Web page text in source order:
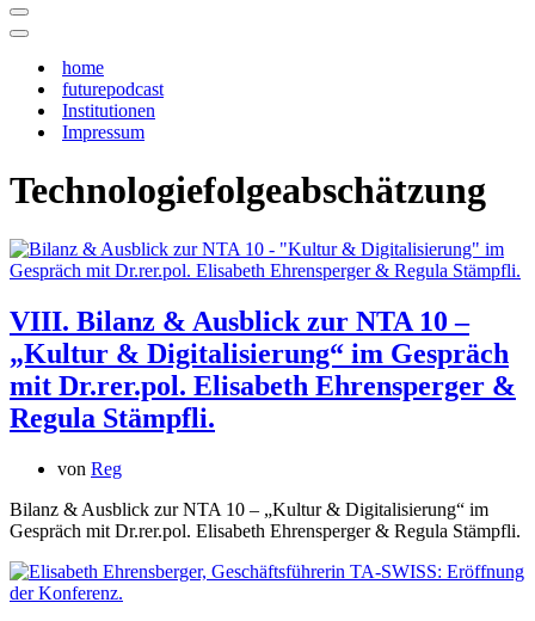
Navigationsmenü
Navigationsmenü
home
futurepodcast
Institutionen
Impressum
Technologiefolgeabschätzung
VIII. Bilanz & Ausblick zur NTA 10 –
„Kultur & Digitalisierung“ im Gespräch
mit Dr.rer.pol. Elisabeth Ehrensperger &
Regula Stämpfli.
von Reg
Bilanz & Ausblick zur NTA 10 – „Kultur & Digitalisierung“ im
Gespräch mit Dr.rer.pol. Elisabeth Ehrensperger & Regula Stämpfli.